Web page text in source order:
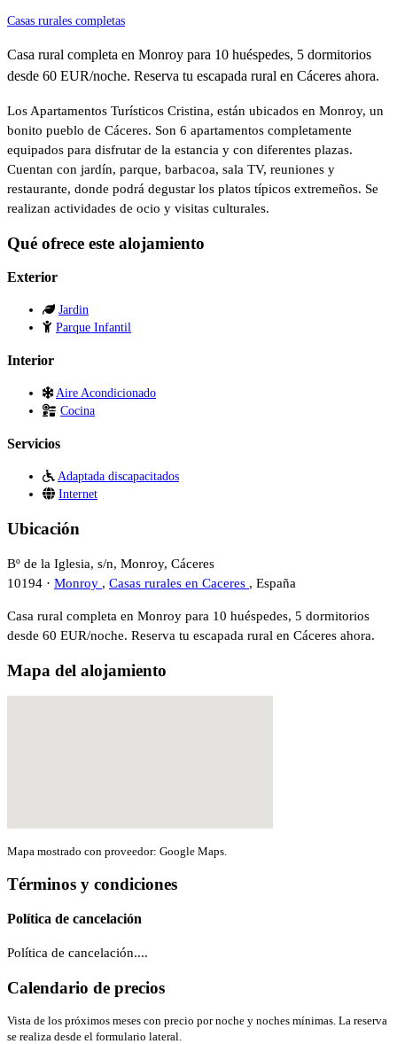
Casas rurales completas
Casa rural completa en Monroy para 10 huéspedes, 5 dormitorios
desde 60 EUR/noche. Reserva tu escapada rural en Cáceres ahora.
Los Apartamentos Turísticos Cristina, están ubicados en Monroy, un
bonito pueblo de Cáceres. Son 6 apartamentos completamente
equipados para disfrutar de la estancia y con diferentes plazas.
Cuentan con jardín, parque, barbacoa, sala TV, reuniones y
restaurante, donde podrá degustar los platos típicos extremeños. Se
realizan actividades de ocio y visitas culturales.
Qué ofrece este alojamiento
Exterior
Jardin
Parque Infantil
Interior
Aire Acondicionado
Cocina
Servicios
Adaptada discapacitados
Internet
Ubicación
Bº de la Iglesia, s/n, Monroy, Cáceres
10194 · Monroy , Casas rurales en Caceres , España
Casa rural completa en Monroy para 10 huéspedes, 5 dormitorios
desde 60 EUR/noche. Reserva tu escapada rural en Cáceres ahora.
Mapa del alojamiento
Mapa mostrado con proveedor: Google Maps.
Términos y condiciones
Política de cancelación
Política de cancelación....
Calendario de precios
Vista de los próximos meses con precio por noche y noches mínimas. La reserva
se realiza desde el formulario lateral.